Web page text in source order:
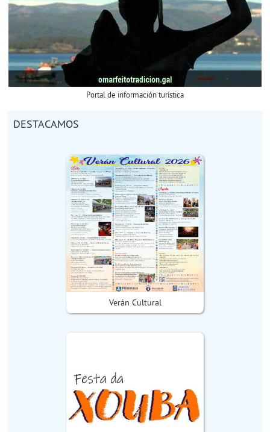
Portal de información turística
DESTACAMOS
Verán Cultural